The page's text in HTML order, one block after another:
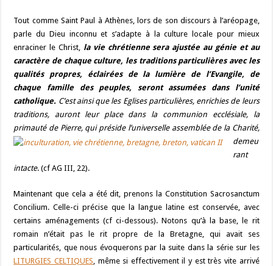
Tout comme Saint Paul à Athènes, lors de son discours à l’aréopage,
parle du Dieu inconnu et s’adapte à la culture locale pour mieux
enraciner le Christ, la vie chrétienne sera ajustée au génie et au
caractère de chaque culture, les traditions particulières avec les
qualités propres, éclairées de la lumière de l’Evangile, de
chaque famille des peuples, seront assumées dans l’unité
catholique. C’est ainsi que les Eglises particulières, enrichies de leurs
traditions, auront leur place dans la communion ecclésiale, la
primauté de Pierre, qui préside l’universelle assemblée de la Charité,
demeu
rant
intacte. (cf AG III, 22).
Maintenant que cela a été dit, prenons la Constitution Sacrosanctum
Concilium. Celle-ci précise que la langue latine est conservée, avec
certains aménagements (cf ci-dessous). Notons qu’à la base, le rit
romain n’était pas le rit propre de la Bretagne, qui avait ses
particularités, que nous évoquerons par la suite dans la série sur les
LITURGIES CELTIQUES , même si effectivement il y est très vite arrivé